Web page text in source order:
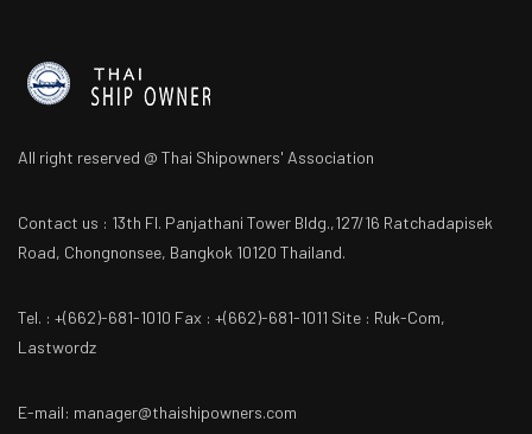
All right reserved @ Thai Shipowners' Association
Contact us : 13th Fl. Panjathani Tower Bldg.,127/16 Ratchadapisek
Road, Chongnonsee, Bangkok 10120 Thailand.
Tel. : +(662)-681-1010 Fax : +(662)-681-1011 Site : Ruk-Com,
Lastwordz
E-mail: manager@thaishipowners.com